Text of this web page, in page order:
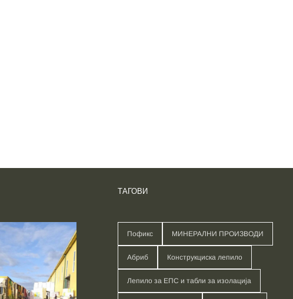
ТАГОВИ
Пофикс МИНЕРАЛНИ ПРОИЗВОДИ
Абриб Конструкциска лепило
Лепило за ЕПС и табли за изолација